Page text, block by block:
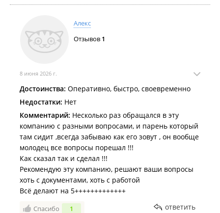
Работа со всей страной и регионами, без посредников.
Подготовка к обучению: на любом этапе "от и до" - для
морских и береговых специалистов;
Подготовка к выходу в рейс: на любом этапе "от и до" -
Запись в резерв, трудоустройство, оформление,
Только для клиентов компании:
Рекомендации и статистика лучших цен на рынке
услуг;
Списки судоходных компаний - бесплатно;
Выбор при оформлении и трудоустройстве;
Высокая заработная плата.
Консультация и сопровождение по вопросам: оформление
всех морских документов (первично, вторично, продление,
обмен).
Гарантия: лицензии, сертификаты, необходимые документы,
Алекс
Отзывов 1
8 июня 2026 г.
Достоинства: Оперативно, быстро, своевременно
Недостатки: Нет
Комментарий: Несколько раз обращался в эту
компанию с разными вопросами, и парень который
там сидит ,всегда забываю как его зовут , он вообще
молодец все вопросы порешал !!!
Как сказал так и сделал !!!
Рекомендую эту компанию, решают ваши вопросы
хоть с документами, хоть с работой
Всё делают на 5+++++++++++++
Спасибо 1 ответить